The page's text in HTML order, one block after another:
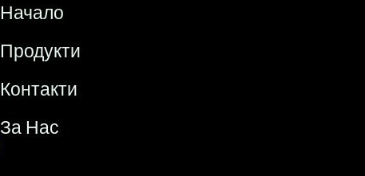
Начало
Продукти
Контакти
За Нас